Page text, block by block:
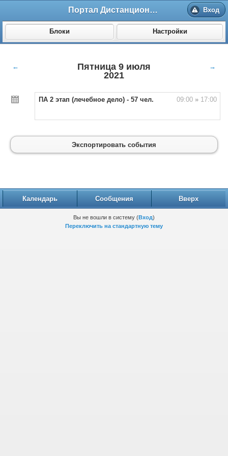
Портал Дистанционного обучения ВолгГМУ Вход
Блоки Настройки
←
Пятница 9 июля
2021
→
ПА 2 этап (лечебное дело) - 57 чел. 09:00 »17:00
Экспортировать события
Календарь Сообщения Вверх
Вы не вошли в систему (Вход)
Переключить на стандартную тему